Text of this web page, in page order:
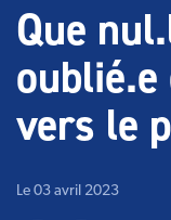
Que
vers le
Le 03 avril 2023